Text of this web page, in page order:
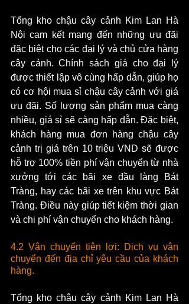
Tổng kho chậu cây cảnh Kim Lan Hà
Nội cam kết mang đến những ưu đãi
đặc biệt cho các đại lý và chủ cửa hàng
cây cảnh. Chính sách giá cho đại lý
được thiết lập vô cùng hấp dẫn, giúp họ
có cơ hội mua sỉ chậu cây cảnh với giá
ưu đãi. Số lượng sản phẩm mua càng
nhiều, giá sỉ sẽ càng hấp dẫn. Đặc biệt,
khách hàng mua đơn hàng chậu cây
cảnh trị giá trên 10 triệu VND sẽ được
hỗ trợ 100% tiền phí vận chuyển từ nhà
xưởng tới các bãi xe đầu làng Bát
Tràng, hay các bãi xe trên khu vực Bát
Tràng. Điều này giúp tiết kiệm thời gian
và chi phí vận chuyển cho khách hàng.
4.2 Vận chuyển tiện lợi: Dịch vụ vận
chuyển đến địa chỉ yêu cầu của khách
hàng.
Tổng kho chậu cây cảnh Kim Lan Hà